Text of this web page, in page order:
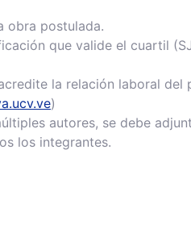
obra postulada.
que valide el cuartil
la relación laboral del
)
autores, se debe
los integrantes.